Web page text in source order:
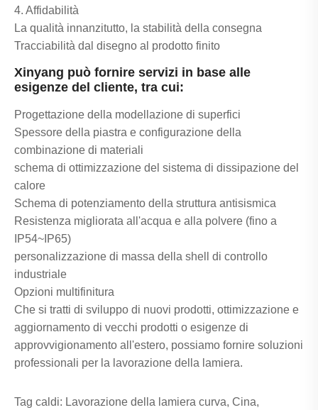
4. Affidabilità
La qualità innanzitutto, la stabilità della consegna
Tracciabilità dal disegno al prodotto finito
Xinyang può fornire servizi in base alle
esigenze del cliente, tra cui:
Progettazione della modellazione di superfici
Spessore della piastra e configurazione della
combinazione di materiali
schema di ottimizzazione del sistema di dissipazione del
calore
Schema di potenziamento della struttura antisismica
Resistenza migliorata all'acqua e alla polvere (fino a
IP54~IP65)
personalizzazione di massa della shell di controllo
industriale
Opzioni multifinitura
Che si tratti di sviluppo di nuovi prodotti, ottimizzazione e
aggiornamento di vecchi prodotti o esigenze di
approvvigionamento all'estero, possiamo fornire soluzioni
professionali per la lavorazione della lamiera.
Tag caldi: Lavorazione della lamiera curva, Cina,